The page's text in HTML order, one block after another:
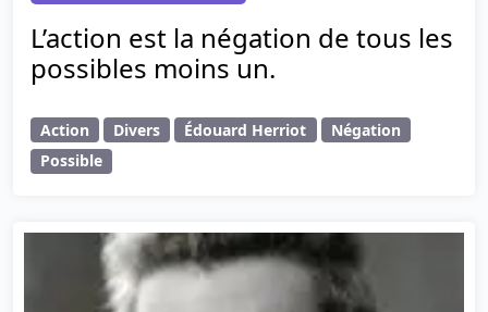
L’action est la négation de tous les
possibles moins un.
Action Divers Édouard Herriot
Négation
Possible